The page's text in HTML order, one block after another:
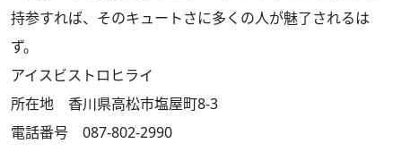
持参すれば、そのキュートさに多くの人が魅了されるは
ず。
アイスビストロヒライ
所在地 香川県高松市塩屋町8-3
電話番号 087-802-2990